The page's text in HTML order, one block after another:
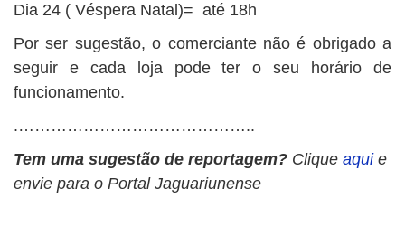
Dia 24 ( Véspera Natal)= até 18h
Por ser sugestão, o comerciante não é obrigado a
seguir e cada loja pode ter o seu horário de
funcionamento.
.……………………………………..
Tem uma sugestão de reportagem? Clique aqui e
envie para o Portal Jaguariunense